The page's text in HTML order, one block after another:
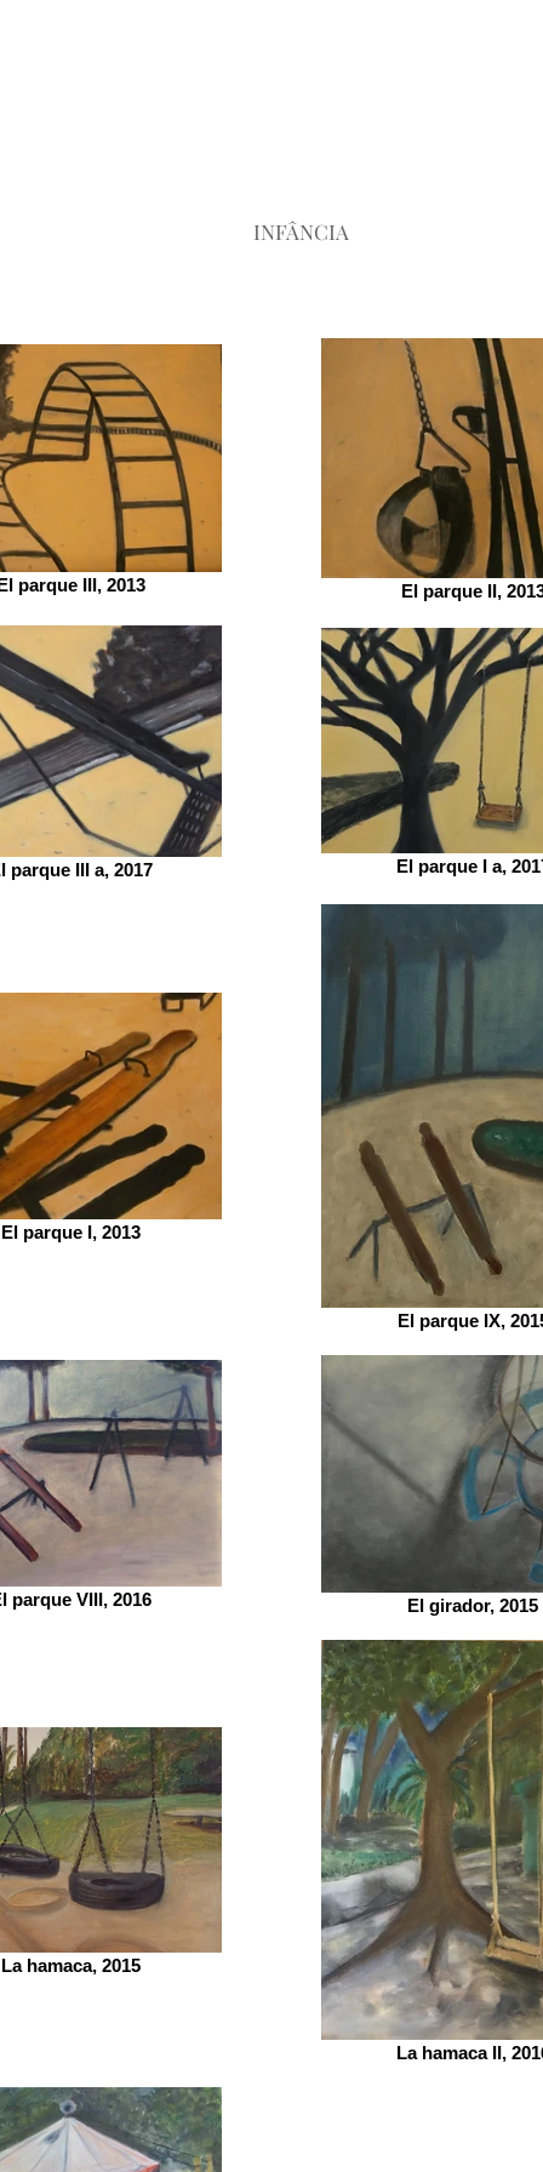
INFÂNCIA
parque III, 2013 El parque II,
parque III a, 2017 El parque I a,
El parque I, 2013
El parque IX,
parque VIII, 2016 El girador, 2015
La hamaca, 2015
La hamaca II,